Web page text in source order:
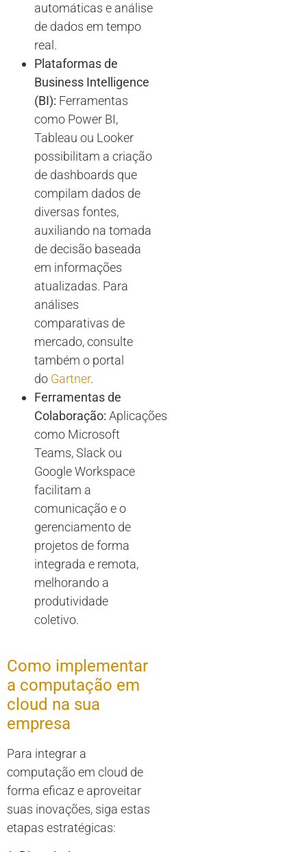
automáticas e análise
de dados em tempo
real.
Plataformas de
Business Intelligence
(BI): Ferramentas
como Power BI,
Tableau ou Looker
possibilitam a criação
de dashboards que
compilam dados de
diversas fontes,
auxiliando na tomada
de decisão baseada
em informações
atualizadas. Para
análises
comparativas de
mercado, consulte
também o portal
do Gartner.
Ferramentas de
Colaboração: Aplicações
como Microsoft
Teams, Slack ou
Google Workspace
facilitam a
comunicação e o
gerenciamento de
projetos de forma
integrada e remota,
melhorando a
produtividade
coletivo.
Como implementar
a computação em
cloud na sua
empresa
Para integrar a
computação em cloud de
forma eficaz e aproveitar
suas inovações, siga estas
etapas estratégicas: